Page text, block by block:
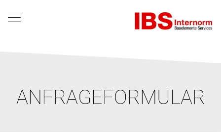
ANFRAGEFORMULAR